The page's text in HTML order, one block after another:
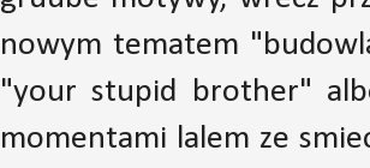
nowym tematem
"your stupid brother"
momentami lalem ze